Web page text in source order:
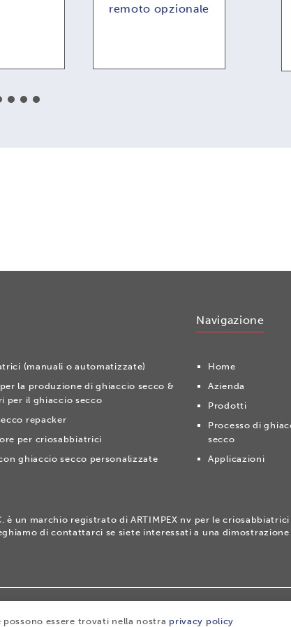
remoto opzionale
(manuali o automatizzate)
la produzione di ghiaccio secco &
per il ghiaccio secco
repacker
per criosabbiatrici
ghiaccio secco personalizzate
Navigazione
Home
Azienda
Prodotti
Processo di
secco
Applicazioni
è un marchio registrato di ARTIMPEX nv per le
di contattarci se siete interessati a una
essere trovati nella nostra privacy policy